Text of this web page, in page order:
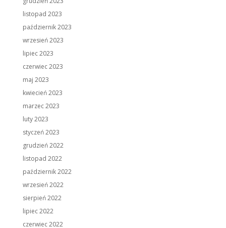
listopad 2023
październik 2023
wrzesień 2023
lipiec 2023
czerwiec 2023
maj 2023
kwiecień 2023
marzec 2023
luty 2023
styczeń 2023
grudzień 2022
listopad 2022
październik 2022
wrzesień 2022
sierpień 2022
lipiec 2022
czerwiec 2022